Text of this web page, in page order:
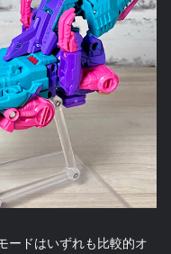
ードはいずれも比較的オ